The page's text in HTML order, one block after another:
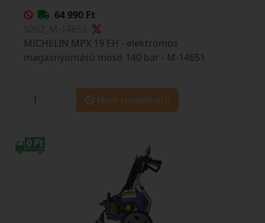
64 990 Ft
MICHELIN MPX 19 EH - elektromos
magasnyomású mosó 140 bar - M-14651
Nem rendelhető